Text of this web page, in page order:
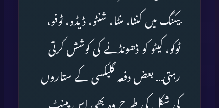
بیکنگ میں کنٹا، منٹا، شنٹو، ڈیڈو، ٹوفو،
ٹوکو، کیٹو کو ڈھونڈنے کی کوشش کرتی
رہتی… بعض دفعہ گلیکسی کے ستاروں
کی شکل کی طرح وہ بھی اس پینٹ